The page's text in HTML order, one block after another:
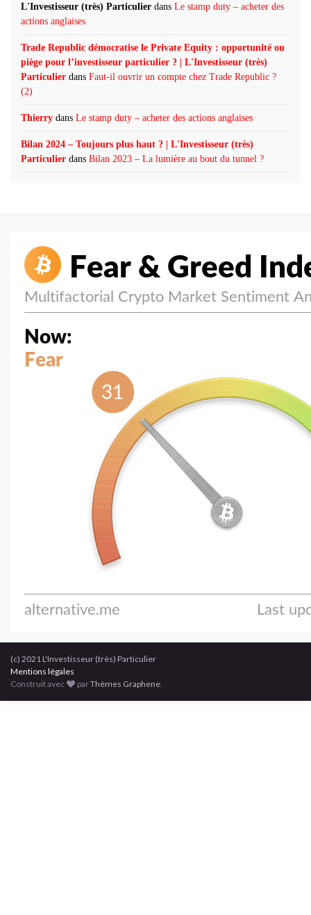
L'Investisseur (très) Particulier dans Le stamp duty – acheter des
actions anglaises
Trade Republic démocratise le Private Equity : opportunité ou
piège pour l’investisseur particulier ? | L'Investisseur (très)
Particulier dans Faut-il ouvrir un compte chez Trade Republic ?
(2)
Thierry dans Le stamp duty – acheter des actions anglaises
Bilan 2024 – Toujours plus haut ? | L'Investisseur (très)
Particulier dans Bilan 2023 – La lumière au bout du tunnel ?
(c) 2021 L'Investisseur (très) Particulier
Mentions légales
Construit avec
parThèmes Graphene